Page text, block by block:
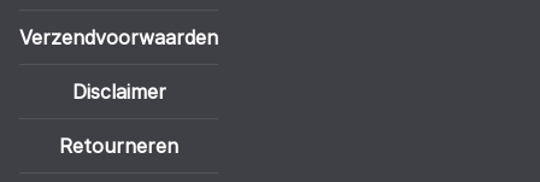
Verzendvoorwaarden
Disclaimer
Retourneren